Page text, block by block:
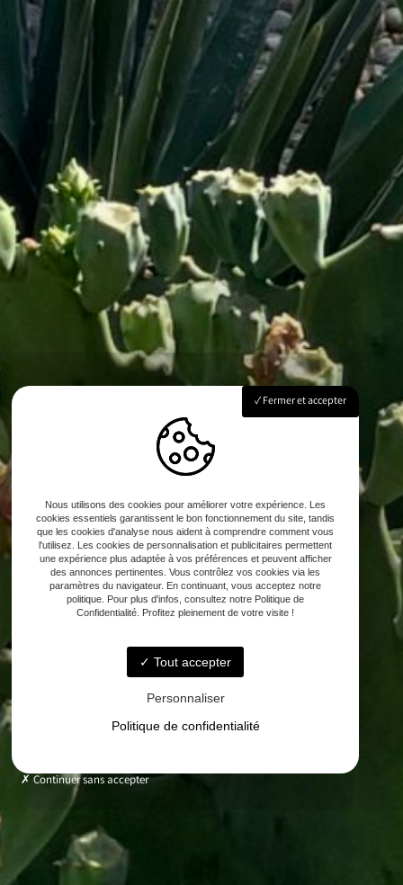
Fermer et accepter
Nous utilisons des cookies pour améliorer votre expérience. Les
cookies essentiels garantissent le bon fonctionnement du site, tandis
que les cookies d'analyse nous aident à comprendre comment vous
l'utilisez. Les cookies de personnalisation et publicitaires permettent
une expérience plus adaptée à vos préférences et peuvent afficher
des annonces pertinentes. Vous contrôlez vos cookies via les
paramètres du navigateur. En continuant, vous acceptez notre
politique. Pour plus d'infos, consultez notre Politique de
Confidentialité. Profitez pleinement de votre visite !
Tout accepter
Personnaliser
Politique de confidentialité
Continuer sans accepter